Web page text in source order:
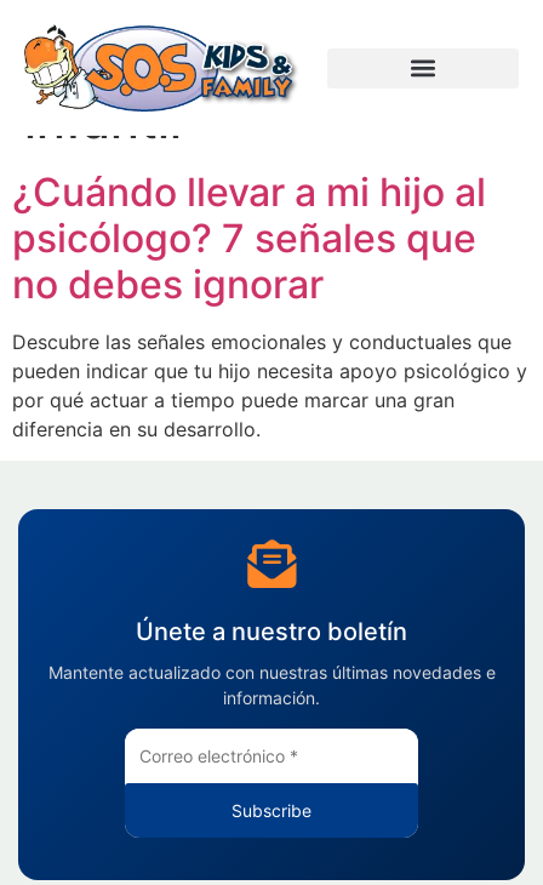
Etiquetas:Psicólogo
infantil
¿Cuándo llevar a mi hijo al
psicólogo? 7 señales que
no debes ignorar
Descubre las señales emocionales y conductuales que
pueden indicar que tu hijo necesita apoyo psicológico y
por qué actuar a tiempo puede marcar una gran
diferencia en su desarrollo.
Únete a nuestro boletín
Mantente actualizado con nuestras últimas novedades e
información.
Subscribe